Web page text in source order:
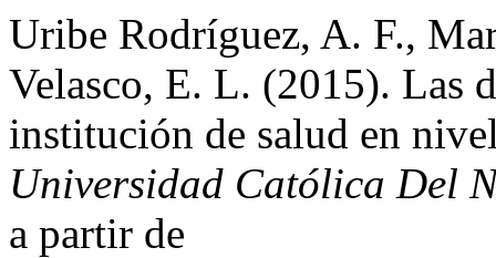
Uribe Rodríguez, A. F.,
Velasco, E. L. (2015). Las
institución de salud en
Universidad Católica Del
a partir de